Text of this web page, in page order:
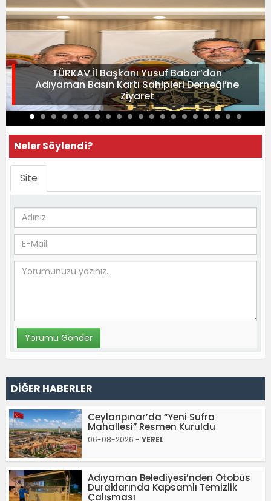
TÜRKAV İl Başkanı Yusuf Babar’dan
Adıyaman Basın Kartı Sahipleri Derneği’ne
Ziyaret
Neler Söylendi?
Site
DİĞER HABERLER
Ceylanpınar’da “Yeni Sufra
Mahallesi” Resmen Kuruldu
06-08-2026 - YEREL
Adıyaman Belediyesi’nden Otobüs
Duraklarında Kapsamlı Temizlik
Çalışması